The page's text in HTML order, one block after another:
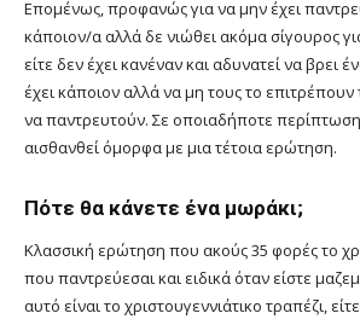
Επομένως, προφανώς για να μην έχει
κάποιον/α αλλά δε νιώθει ακόμα σίγουρος
είτε δεν έχει κανέναν και αδυνατεί να βρει
έχει κάποιον αλλά να μη τους το επιτρέπουν
να παντρευτούν. Σε οποιαδήποτε
αισθανθεί όμορφα με μια τέτοια ερώτηση.
Πότε θα κάνετε ένα μωράκι;
Κλασσική ερώτηση που ακούς 35 φορές το
που παντρεύεσαι και ειδικά όταν είστε
αυτό είναι το χριστουγεννιάτικο τραπέζι,